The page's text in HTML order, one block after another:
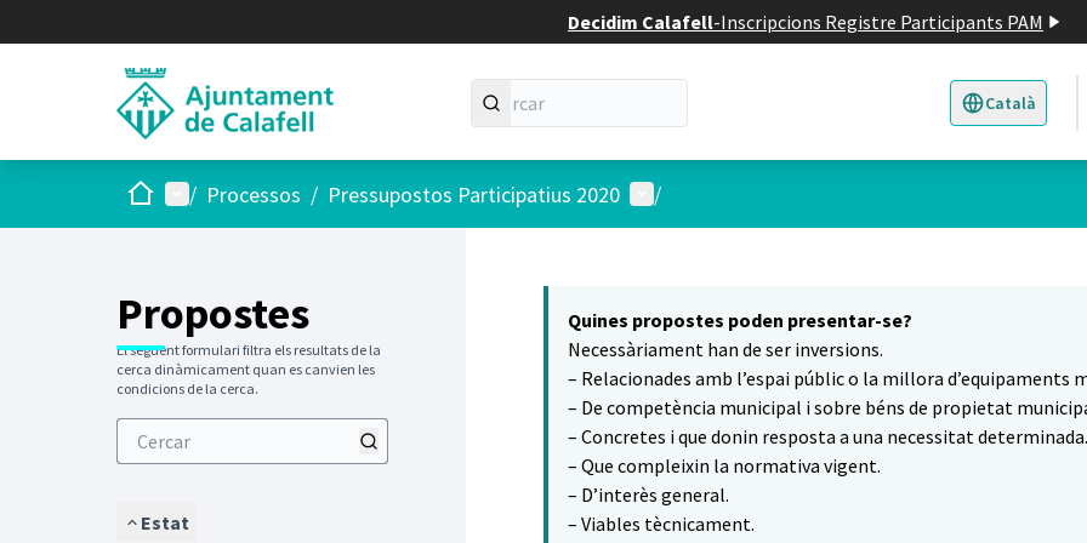
Decidim Calafell-Inscripcions Registre Participants PAM
Català
Triar la llengua
Inici Menú principal
/ Processos / Pressupostos Participatius 2020 Menú d'usuari
/
Propostes
El següent formulari filtra els resultats de la
cerca dinàmicament quan es canvien les
condicions de la cerca.
Estat
Quines propostes poden presentar-se?
Necessàriament han de ser inversions.
– Relacionades amb l’espai públic o la millora d’equipaments
– De competència municipal i sobre béns de propietat
– Concretes i que donin resposta a una necessitat determinada.
– Que compleixin la normativa vigent.
– D’interès general.
– Viables tècnicament.